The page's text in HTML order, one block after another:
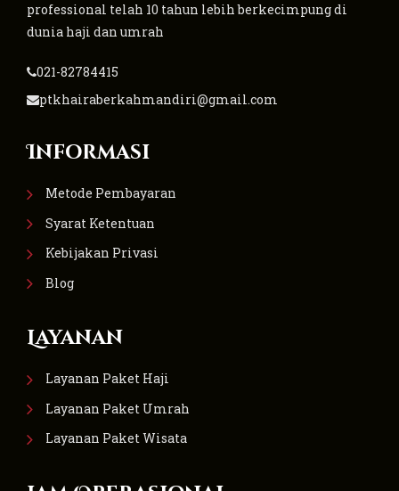
professional telah 10 tahun lebih berkecimpung di
dunia haji dan umrah
021-82784415
ptkhairaberkahmandiri@gmail.com
Informasi
Metode Pembayaran
Syarat Ketentuan
Kebijakan Privasi
Blog
Layanan
Layanan Paket Haji
Layanan Paket Umrah
Layanan Paket Wisata